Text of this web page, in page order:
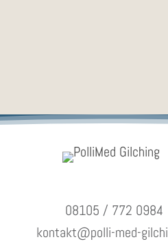
08105 / 772 0984
kontakt@polli-med-